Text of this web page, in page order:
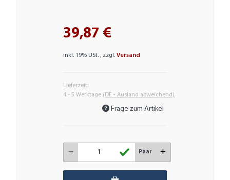
39,87 €
inkl. 19% USt. , zzgl.Versand
Lieferzeit:
4 - 5 Werktage (DE - Ausland abweichend)
Frage zum Artikel
Paar